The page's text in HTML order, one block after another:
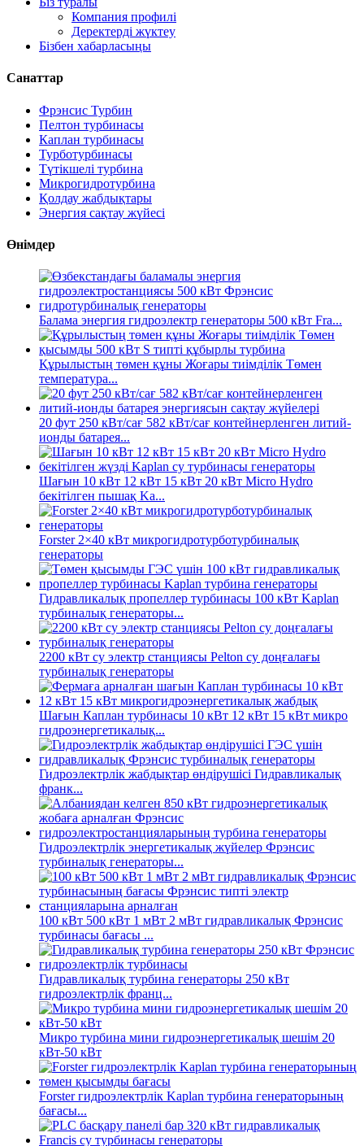
Компания профилі
Деректерді жүктеу
Бізбен хабарласыңы
Санаттар
Фрэнсис Турбин
Пелтон турбинасы
Каплан турбинасы
Турботурбинасы
Түтікшелі турбина
Микрогидротурбина
Қолдау жабдықтары
Энергия сақтау жүйесі
Өнімдер
Балама энергия гидроэлектр генераторы 500 кВт Fra...
Құрылыстың төмен құны Жоғары тиімділік Төмен
температура...
20 фут 250 кВт/сағ 582 кВт/сағ контейнерленген литий-
ионды батарея...
Шағын 10 кВт 12 кВт 15 кВт 20 кВт Micro Hydro
бекітілген пышақ Ka...
Forster 2×40 кВт микрогидротурботурбиналық
генераторы
Гидравликалық пропеллер турбинасы 100 кВт Kaplan
турбиналық генераторы...
2200 кВт су электр станциясы Pelton су доңғалағы
турбиналық генераторы
Шағын Каплан турбинасы 10 кВт 12 кВт 15 кВт микро
гидроэнергетикалық...
Гидроэлектрлік жабдықтар өндірушісі Гидравликалық
франк...
Гидроэлектрлік энергетикалық жүйелер Фрэнсис
турбиналық генераторы...
100 кВт 500 кВт 1 мВт 2 мВт гидравликалық Фрэнсис
турбинасы бағасы ...
Гидравликалық турбина генераторы 250 кВт
гидроэлектрлік франц...
Микро турбина мини гидроэнергетикалық шешім 20
кВт-50 кВт
Forster гидроэлектрлік Kaplan турбина генераторының
бағасы...